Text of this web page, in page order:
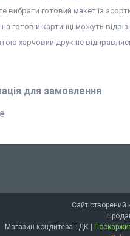
вибрати готовий макет із
готовій картинці можуть
харчовий друк не
для замовлення
Сайт створений
Магазин кондитера ТДК |